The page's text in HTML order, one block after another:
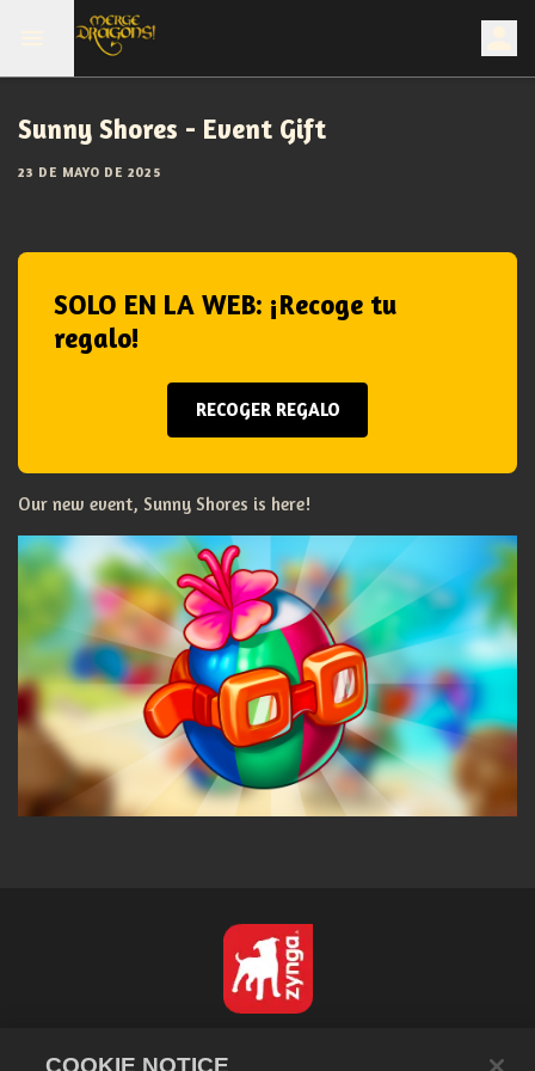
Sunny Shores - Event Gift
23 DE MAYO DE 2025
SOLO EN LA WEB: ¡Recoge tu
regalo!
RECOGER REGALO
Our new event, Sunny Shores is here!
COOKIE NOTICE